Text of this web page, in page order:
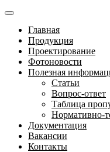
Главная
Продукция
Проектирование
Фотоновости
Полезная
Статьи
Вопрос-ответ
Таблица
Нормативно-
Документация
Вакансии
Контакты